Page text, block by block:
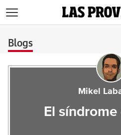
Blogs
Mikel
El